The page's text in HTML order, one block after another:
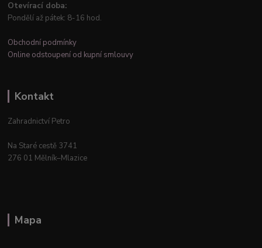
Otevírací doba:
Pondělí až pátek: 8-16 hod.
Obchodní podmínky
Online odstoupení od kupní smlouvy
Kontakt
Zahradnictví Petro
Na Staré cestě 3741
276 01 Mělník–Mlazice
Mapa